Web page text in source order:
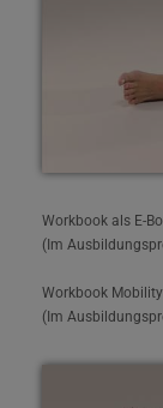
Workbook als E-
(Im
Workbook
(Im